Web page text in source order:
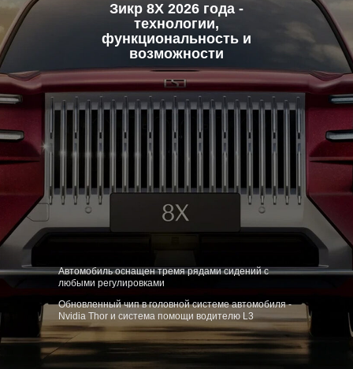
Зикр 8Х 2026 года -
технологии,
функциональность и
возможности
Обновленный чип в головной системе автомобиля -
Nvidia Thor и система помощи водителю L3
Автомобиль оснащен тремя рядами сидений с
любыми регулировками